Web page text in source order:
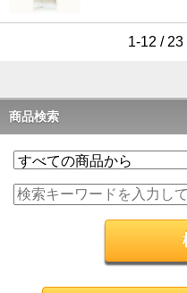
1-12 / 23
商品検索